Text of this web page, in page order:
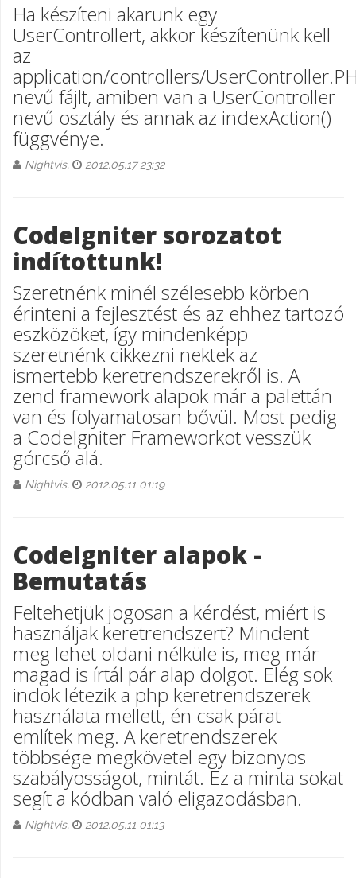
Ha készíteni akarunk egy
UserControllert, akkor készítenünk kell
az
application/controllers/
nevű fájlt, amiben van a UserController
nevű osztály és annak az indexAction()
függvénye.
Nightvis, 2012.05.17 23:32
CodeIgniter sorozatot
indítottunk!
Szeretnénk minél szélesebb körben
érinteni a fejlesztést és az ehhez tartozó
eszközöket, így mindenképp
szeretnénk cikkezni nektek az
ismertebb keretrendszerekről is. A
zend framework alapok már a palettán
van és folyamatosan bővül. Most pedig
a CodeIgniter Frameworkot vesszük
górcső alá.
Nightvis, 2012.05.11 01:19
CodeIgniter alapok -
Bemutatás
Feltehetjük jogosan a kérdést, miért is
használjak keretrendszert? Mindent
meg lehet oldani nélküle is, meg már
magad is írtál pár alap dolgot. Elég sok
indok létezik a php keretrendszerek
használata mellett, én csak párat
említek meg. A keretrendszerek
többsége megkövetel egy bizonyos
szabályosságot, mintát. Ez a minta sokat
segít a kódban való eligazodásban.
Nightvis, 2012.05.11 01:13